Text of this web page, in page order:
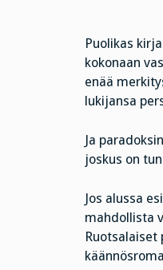
Puolikas
kokonaan
enää
lukijansa
Ja
joskus on
Jos alussa
mahdollista
Ruotsalaiset